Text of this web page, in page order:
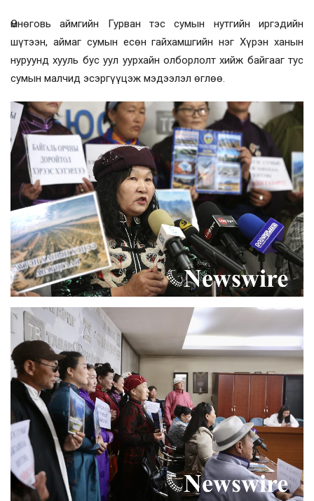
Өмнөговь аймгийн Гурван тэс сумын нутгийн иргэдийн
шүтээн, аймаг сумын есөн гайхамшгийн нэг Хүрэн ханын
нуруунд хууль бус уул уурхайн олборлолт хийж байгааг тус
сумын малчид эсэргүүцэж мэдээлэл өглөө.